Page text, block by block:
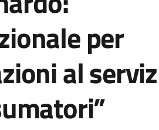
per
al